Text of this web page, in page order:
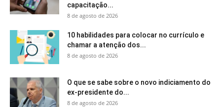
capacitação...
8 de agosto de 2026
10 habilidades para colocar no currículo e
chamar a atenção dos...
8 de agosto de 2026
O que se sabe sobre o novo indiciamento do
ex-presidente do...
8 de agosto de 2026